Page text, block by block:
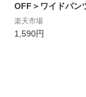
OFF＞ワイドパン
ロングスカート レ
ース プリーツ 低身
楽天市場
1,590円